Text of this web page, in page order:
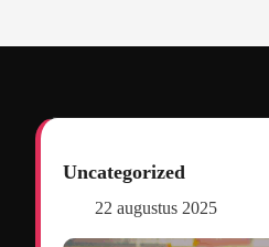
Uncategorized
22 augustus 2025